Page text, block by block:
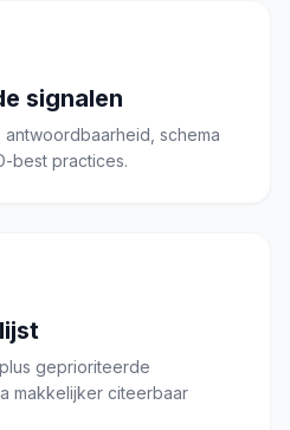
signalen
schema
best practices.
geprioriteerde
makkelijker citeerbaar